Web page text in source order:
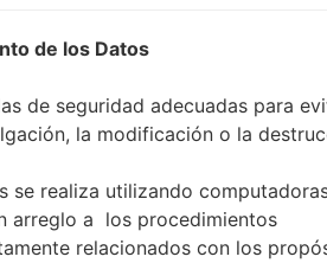
de los Datos
de seguridad adecuadas para
la modificación o la
se realiza utilizando
arreglo a los procedimientos
relacionados con los